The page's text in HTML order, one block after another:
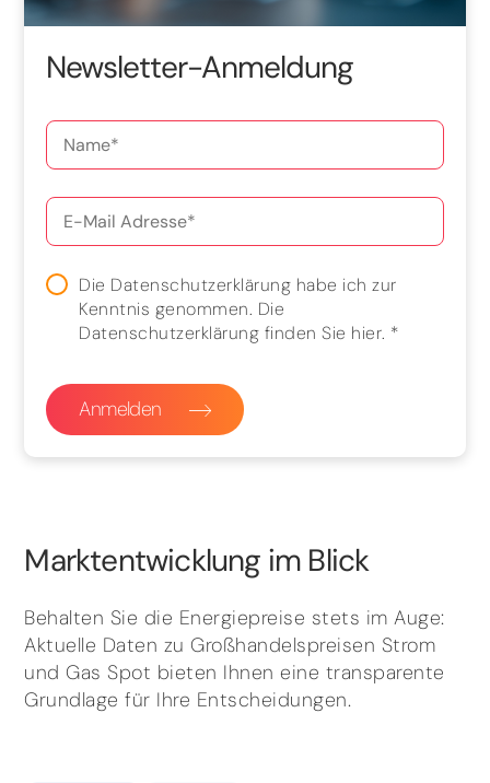
Newsletter-Anmeldung
Die Datenschutzerklärung habe ich zur
Kenntnis genommen. Die
Datenschutzerklärung finden Sie hier. *
Anmelden
Marktentwicklung im Blick
Behalten Sie die Energiepreise stets im Auge:
Aktuelle Daten zu Großhandelspreisen Strom
und Gas Spot bieten Ihnen eine transparente
Grundlage für Ihre Entscheidungen.